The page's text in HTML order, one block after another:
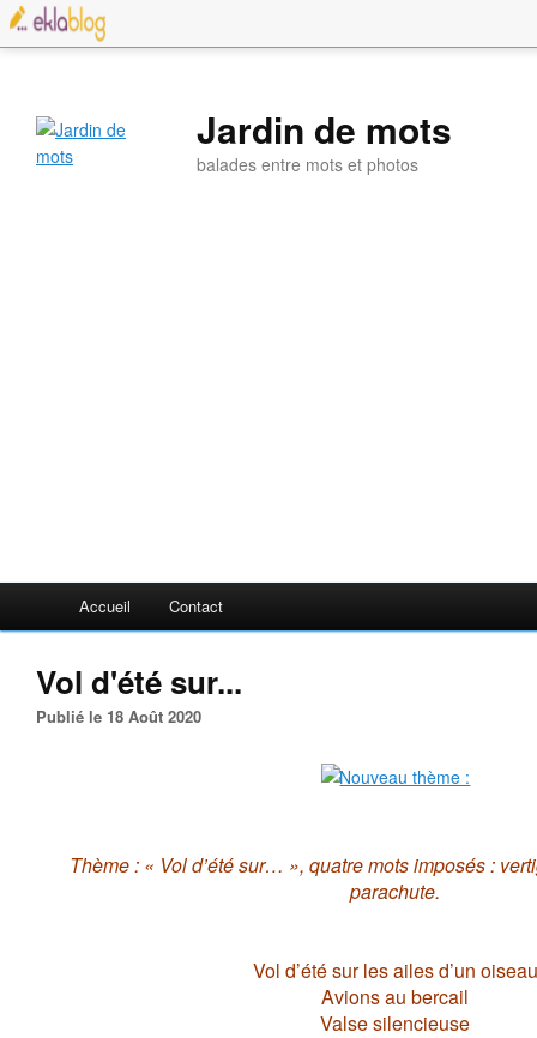
Jardin de mots
balades entre mots et photos
Accueil Contact
Vol d'été sur...
Publié le 18 Août 2020
Thème : « Vol d’été sur… », quatre mots imposés :
parachute.
Vol d’été sur les ailes d’un oiseau
Avions au bercail
Valse silencieuse